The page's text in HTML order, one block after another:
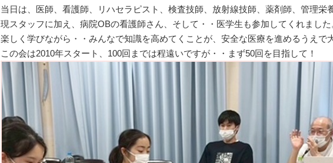
当日は、医師、看護師、リハセラピスト、検査技師、放射線技師、薬剤師、管理栄
現スタッフに加え、病院OBの看護師さん、そして・・医学生も参加してくれました
楽しく学びながら・・みんなで知識を高めてくことが、安全な医療を進めるうえで
この会は2010年スタート、100回までは程遠いですが・・まず50回を目指して！